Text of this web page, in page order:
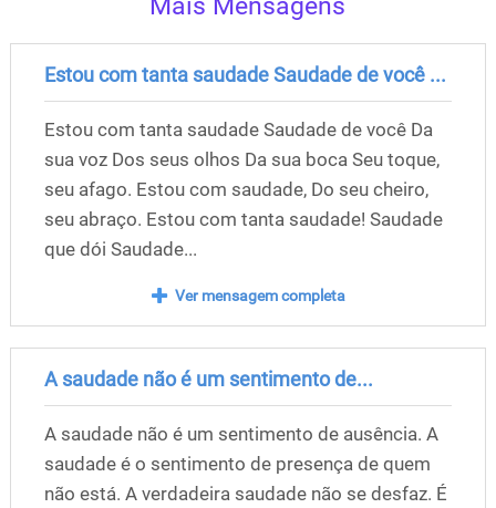
Estou com tanta saudade Saudade de você ...
Estou com tanta saudade Saudade de você Da
sua voz Dos seus olhos Da sua boca Seu toque,
seu afago. Estou com saudade, Do seu cheiro,
seu abraço. Estou com tanta saudade! Saudade
que dói Saudade...
Ver mensagem completa
A saudade não é um sentimento de...
A saudade não é um sentimento de ausência. A
saudade é o sentimento de presença de quem
não está. A verdadeira saudade não se desfaz. É